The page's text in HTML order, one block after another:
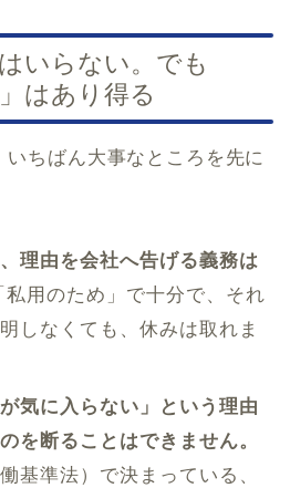
いらない。でも
はあり得る
ちばん大事なところを先に
理由を会社へ告げる義務は
私用のため」で十分で、それ
しなくても、休みは取れま
気に入らない」という理由
を断ることはできません。
基準法）で決まっている、